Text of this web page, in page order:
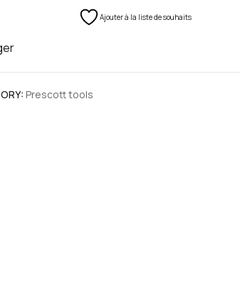
Ajouter à la liste de souhaits
Prescott tools